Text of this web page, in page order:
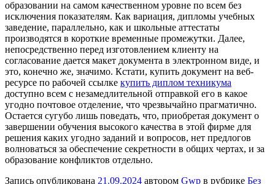
образовании на самом качественном уровне по всем без
исключения показателям. Как вариация, дипломы учебных
заведение, параллельно, как и школьные аттестаты
производятся в короткие временные промежутки. Далее,
непосредственно перед изготовлением клиенту на
согласование дается макет документа в электронном виде, и
это, конечно же, значимо. Кстати, купить документ на веб-
ресурсе по рабочей ссылке купить диплом техникума
доступно всем с незамедлительной отправкой его в какое
угодно почтовое отделение, что чрезвычайно прагматично.
Остается сугубо лишь поведать, что, приобретая документ о
завершении обучения высокого качества в этой фирме для
решения каких угодно заданий и вопросов, нет предлогов
волноваться за обеспечение секретности в общих чертах, и за
образование конфликтов отдельно.
Запись опубликована 21.09.2024 автором Gwp в рубрике Без